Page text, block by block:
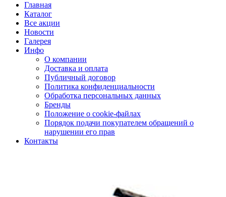
Главная
Каталог
Все акции
Новости
Галерея
Инфо
О компании
Доставка и оплата
Публичный договор
Политика конфиденциальности
Обработка персональных данных
Бренды
Положение о cookie-файлах
Порядок подачи покупателем обращений о
нарушении его прав
Контакты